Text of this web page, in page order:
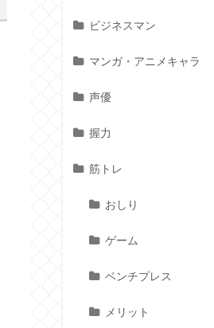
ビジネスマン
マンガ・アニメキャラ
声優
握力
筋トレ
おしり
ゲーム
ベンチプレス
メリット